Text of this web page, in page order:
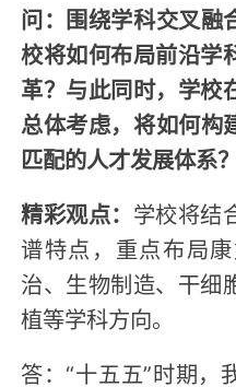
问：围绕学科交叉融
校将如何布局前沿学
革？与此同时，学校
总体考虑，将如何构
匹配的人才发展体系？
精彩观点： 学校将结
谱特点，重点布局
治、生物制造、干细
植等学科方向。
答：“十五五”时期，